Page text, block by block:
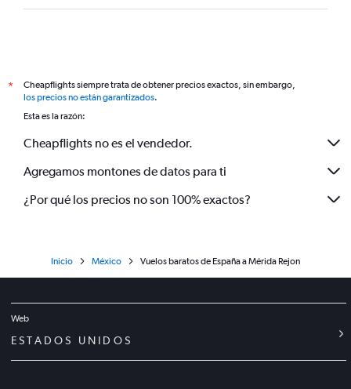
*
Cheapflights siempre trata de obtener precios exactos, sin embargo,
los precios no están garantizados.
Esta es la razón:
Cheapflights no es el vendedor.
Agregamos montones de datos para ti
¿Por qué los precios no son 100% exactos?
Inicio México Vuelos baratos de España a Mérida Rejon
Web
ESTADOS UNIDOS